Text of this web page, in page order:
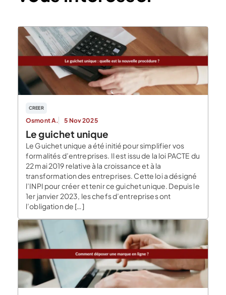
CREER
Osmont A. 5 Nov 2025
Le guichet unique
Le Guichet unique a été initié pour simplifier vos
formalités d’entreprises. Il est issu de la loi PACTE du
22 mai 2019 relative à la croissance et à la
transformation des entreprises. Cette loi a désigné
l’INPI pour créer et tenir ce guichet unique. Depuis le
1er janvier 2023, les chefs d’entreprises ont
l’obligation de […]